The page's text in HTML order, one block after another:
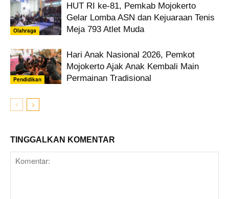
Olahraga
HUT RI ke-81, Pemkab Mojokerto
Gelar Lomba ASN dan Kejuaraan Tenis
Meja 793 Atlet Muda
Pendidikan
Hari Anak Nasional 2026, Pemkot
Mojokerto Ajak Anak Kembali Main
Permainan Tradisional
TINGGALKAN KOMENTAR